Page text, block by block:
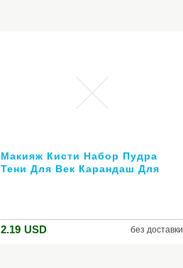
Макияж Кисти Набор Пудра
Тени Для Век Карандаш Для
2.19 USD без доставки